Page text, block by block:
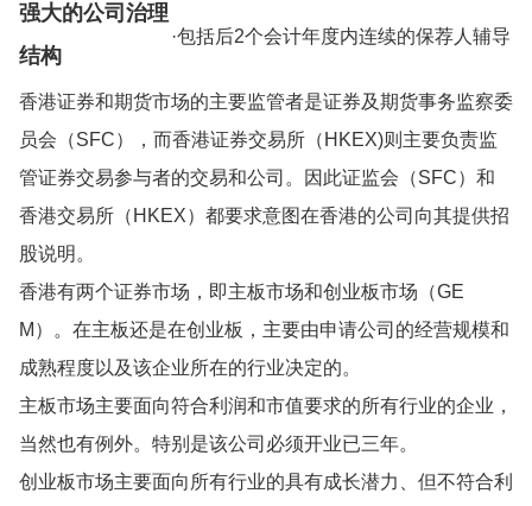
强大的公司治理
结构
·包括后2个会计年度内连续的保荐人辅导
香港证券和期货市场的主要监管者是证券及期货事务监察委
员会（SFC），而香港证券交易所（HKEX)则主要负责监
管证券交易参与者的交易和公司。因此证监会（SFC）和
香港交易所（HKEX）都要求意图在香港的公司向其提供招
股说明。
香港有两个证券市场，即主板市场和创业板市场（GE
M）。在主板还是在创业板，主要由申请公司的经营规模和
成熟程度以及该企业所在的行业决定的。
主板市场主要面向符合利润和市值要求的所有行业的企业，
当然也有例外。特别是该公司必须开业已三年。
创业板市场主要面向所有行业的具有成长潜力、但不符合利